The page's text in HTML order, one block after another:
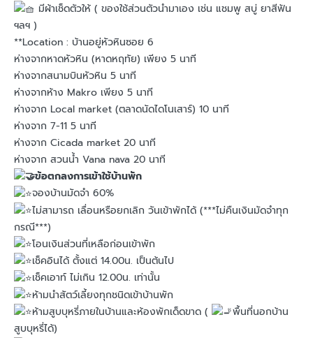
มีผ้าเช็ดตัวให้ ( ของใช้ส่วนตัวนำมาเอง เช่น แชมพู สบู่ ยาสีฟัน
ฯลฯ )
**Location : บ้านอยู่หัวหินซอย 6
ห่างจากหาดหัวหิน (หาดหฤทัย) เพียง 5 นาที
ห่างจากสนามบินหัวหิน 5 นาที
ห่างจากห้าง Makro เพียง 5 นาที
ห่างจาก Local market (ตลาดนัดไดโนเสาร์) 10 นาที
ห่างจาก 7-11 5 นาที
ห่างจาก Cicada market 20 นาที
ห่างจาก สวนน้ำ Vana nava 20 นาที
ข้อตกลงการเข้าใช้บ้านพัก
จองบ้านมัดจำ 60%
ไม่สามารถ เลื่อนหรือยกเลิก วันเข้าพักได้ (***ไม่คืนเงินมัดจำทุก
กรณี***)
โอนเงินส่วนที่เหลือก่อนเข้าพัก
เช็คอินได้ ตั้งแต่ 14.00น. เป็นต้นไป
เช็คเอาท์ ไม่เกิน 12.00น. เท่านั้น
ห้ามนำสัตว์เลี้ยงทุกชนิดเข้าบ้านพัก
ห้ามสูบบุหรี่ภายในบ้านและห้องพักเด็ดขาด (
พื้นที่นอกบ้าน
สูบบุหรี่ได้)